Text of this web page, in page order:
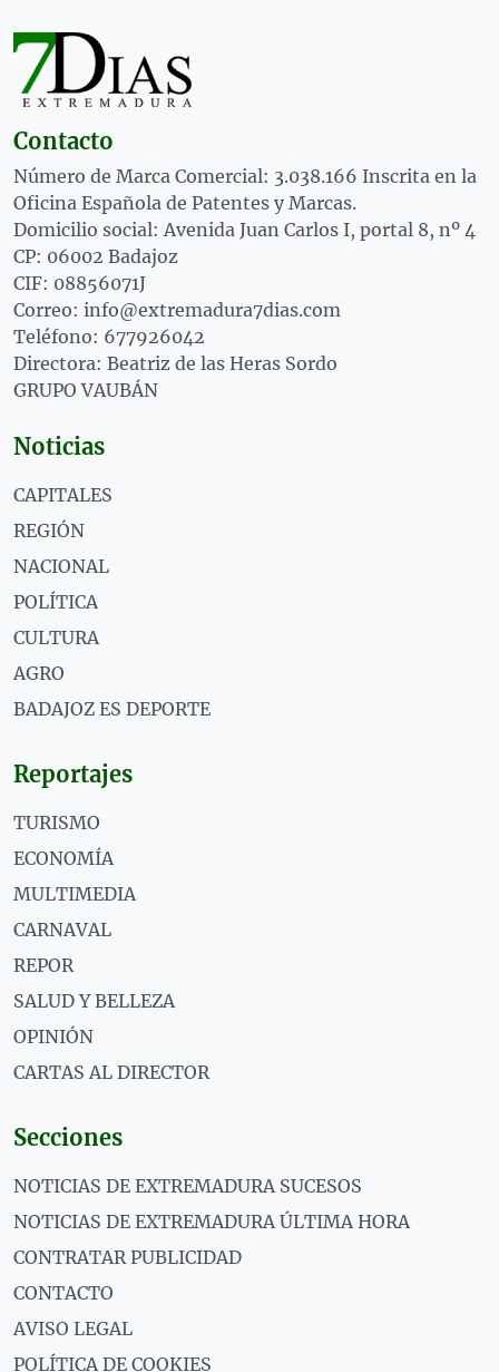
Contacto
Número de Marca Comercial: 3.038.166 Inscrita en la
Oficina Española de Patentes y Marcas.
Domicilio social: Avenida Juan Carlos I, portal 8, nº 4
CP: 06002 Badajoz
CIF: 08856071J
Correo: info@extremadura7dias.com
Teléfono: 677926042
Directora: Beatriz de las Heras Sordo
GRUPO VAUBÁN
Noticias
CAPITALES
REGIÓN
NACIONAL
POLÍTICA
CULTURA
AGRO
BADAJOZ ES DEPORTE
Reportajes
TURISMO
ECONOMÍA
MULTIMEDIA
CARNAVAL
REPOR
SALUD Y BELLEZA
OPINIÓN
CARTAS AL DIRECTOR
Secciones
NOTICIAS DE EXTREMADURA SUCESOS
NOTICIAS DE EXTREMADURA ÚLTIMA HORA
CONTRATAR PUBLICIDAD
CONTACTO
AVISO LEGAL
POLÍTICA DE COOKIES